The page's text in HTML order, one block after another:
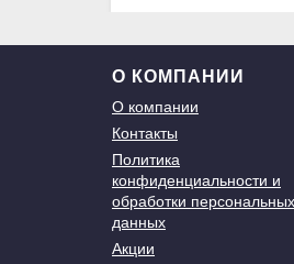
О КОМПАНИИ
О компании
Контакты
Политика
конфиденциальности и
обработки персональных
данных
Акции